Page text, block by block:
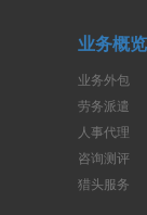
业务概览
业务外包
劳务派遣
人事代理
咨询测评
猎头服务